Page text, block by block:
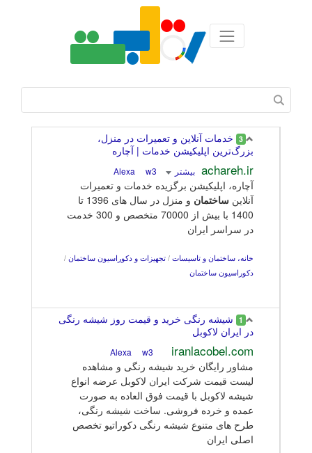
3 خدمات آنلاین و تعمیرات در منزل،
بزرگ‌ترین اپلیکیشن خدمات | آچاره
achareh.ir بیشتر w3
آچاره، اپلیکیشن برگزیده خدمات و تعمیرات
آنلاین ساختمان
و منزل در سال های 1396 تا
1400 با بیش از 70000 متخصص و 300 خدمت
در سراسر ایران
خانه، ساختمان و تاسیسات / تجهیزات و دکوراسیون ساختمان /
دکوراسیون ساختمان
1 شیشه رنگی خرید و قیمت روز شیشه رنگی
در ایران لاکوبل
iranlacobel.com
w3
مشاور رایگان خرید شیشه رنگی و مشاهده
لیست قیمت شرکت ایران لاکوبل عرضه انواع
شیشه لاکوبل با قیمت فوق العاده به صورت
عمده و خرده فروشی. ساخت شیشه رنگی،
طرح های متنوع شیشه رنگی دکوراتیو تخصص
اصلی ایران